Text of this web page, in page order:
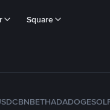
Square
BNBETHADADOGESOL